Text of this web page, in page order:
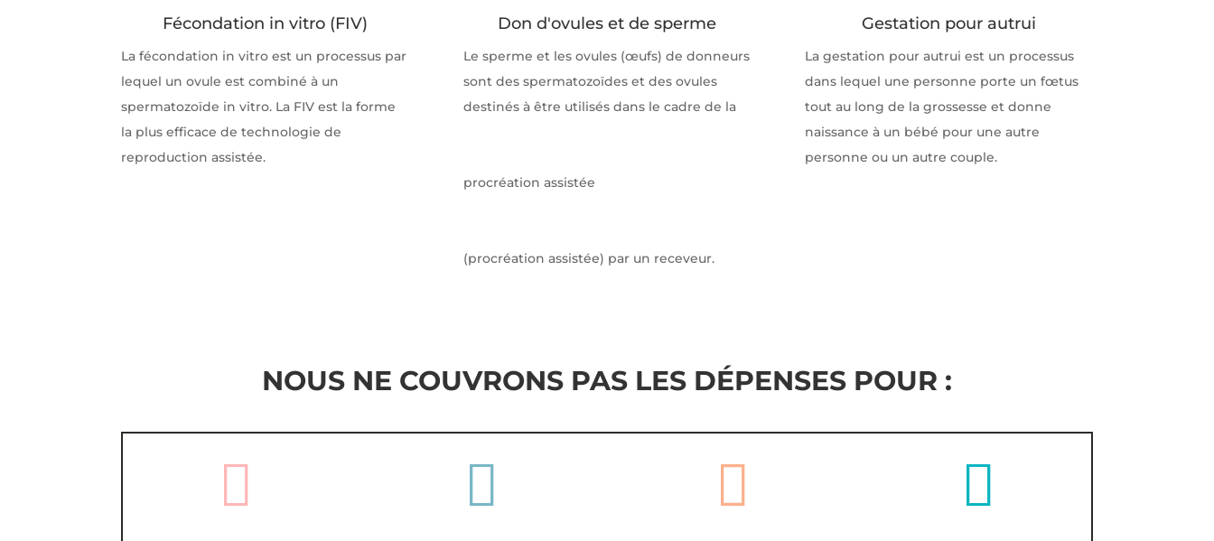
Fécondation in vitro (FIV)
La fécondation in vitro est un processus par
lequel un ovule est combiné à un
spermatozoïde in vitro. La FIV est la forme
la plus efficace de technologie de
reproduction assistée.
Don d'ovules et de sperme
Le sperme et les ovules (œufs) de donneurs
sont des spermatozoïdes et des ovules
destinés à être utilisés dans le cadre de la
procréation assistée
(procréation assistée) par un receveur.
Gestation pour autrui
La gestation pour autrui est un processus
dans lequel une personne porte un fœtus
tout au long de la grossesse et donne
naissance à un bébé pour une autre
personne ou un autre couple.
NOUS NE COUVRONS PAS LES DÉPENSES POUR :
   